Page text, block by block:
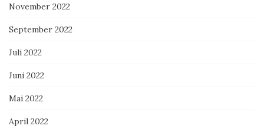
November 2022
September 2022
Juli 2022
Juni 2022
Mai 2022
April 2022